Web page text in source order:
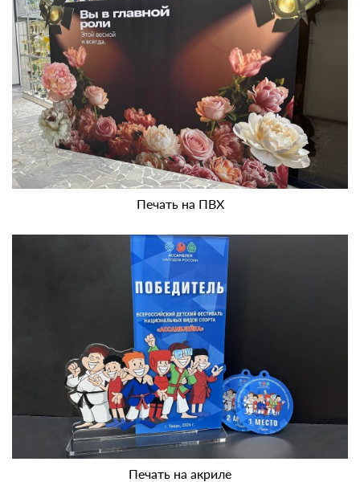
Печать на ПВХ
Печать на акриле